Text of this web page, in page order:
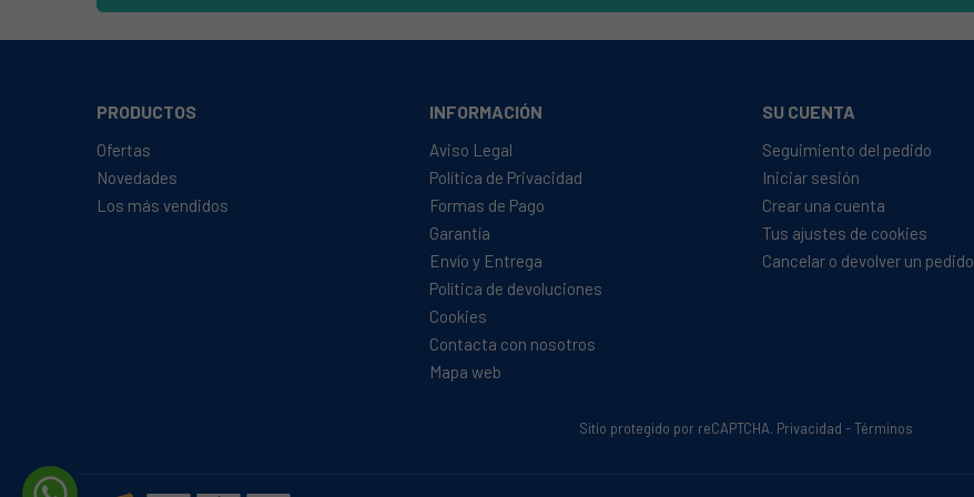
PRODUCTOS
Ofertas
Novedades
Los más vendidos
INFORMACIÓN
Aviso Legal
Política de Privacidad
Formas de Pago
Garantía
Envío y Entrega
Política de devoluciones
Cookies
Contacta con nosotros
Mapa web
SU CUENTA
Seguimiento del pedido
Iniciar sesión
Crear una cuenta
Tus ajustes de cookies
Cancelar o devolver un pedido
Sitio protegido por reCAPTCHA. Privacidad -Términos